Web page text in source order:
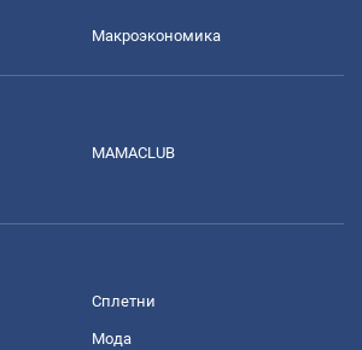
Mакроэкономика
MAMACLUB
Сплетни
Мода